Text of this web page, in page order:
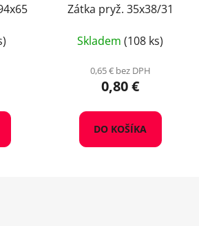
Zátka pryž. 35x38/31
Skladem (108 ks)
0,65 € bez DPH
0,80 €
DO KOŠÍKA